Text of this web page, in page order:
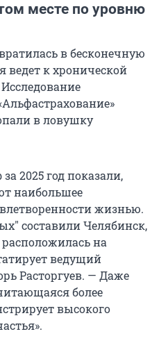
месте по уровню
в бесконечную
ведет к хронической
в ловушку
2025 год показали,
наибольшее
жизнью.
" составили Челябинск,
на
ведущий
Расторгуев. — Даже
более
высокого